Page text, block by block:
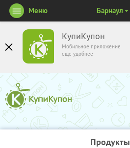
КупиКупон
Мобильное приложение
ещё удобнее
Меню Барнаул
Продукты